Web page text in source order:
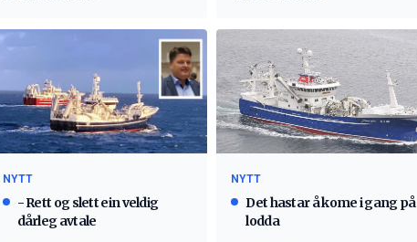
NYTT
- Rett og slett ein veldig
dårleg avtale
NYTT
Det hastar å kome i gang på
lodda